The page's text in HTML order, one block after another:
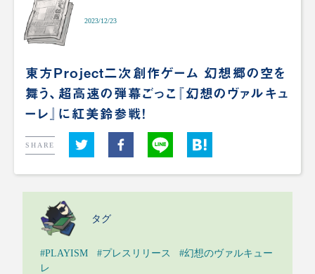
2023/12/23
東方Project二次創作ゲーム 幻想郷の空を
舞う、超高速の弾幕ごっこ『幻想のヴァルキュ
ーレ』に紅美鈴参戦！
SHARE
タグ
#PLAYISM #プレスリリース
#幻想のヴァルキュー
レ